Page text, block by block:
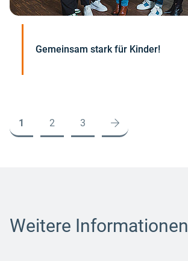
Gemeinsam stark für Kinder!
1 2 3
Weitere Informationen